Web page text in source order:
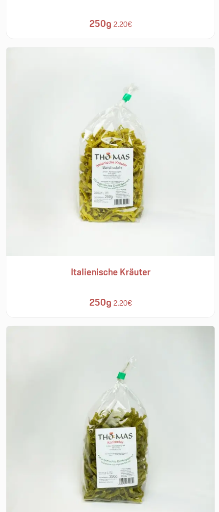
250g 2.20€
Italienische Kräuter
250g 2.20€